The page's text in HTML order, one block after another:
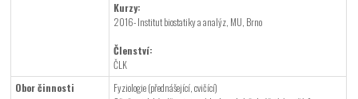
Kurzy:
2016- Institut biostatiky a analýz, MU, Brno
Členství:
ČLK
Obor činnosti
Fyziologie (přednášející, cvičící)